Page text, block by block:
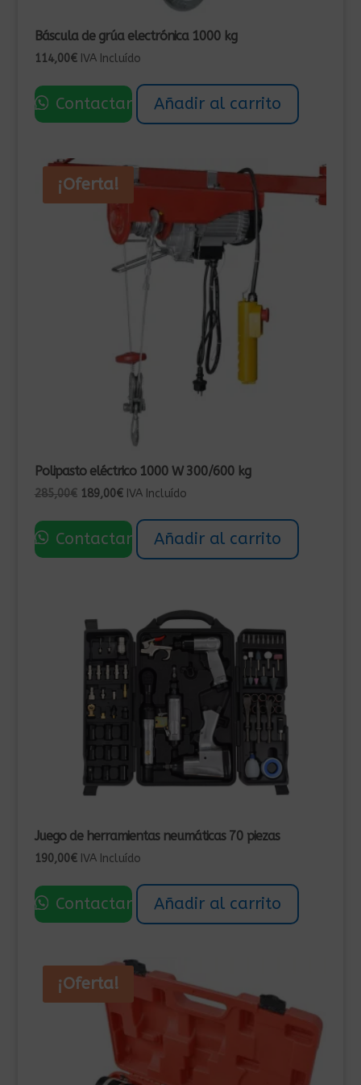
Báscula de grúa electrónica 1000 kg
114,00€ IVA Incluído
Contactar Añadir al carrito
¡Oferta!
Polipasto eléctrico 1000 W 300/600 kg
285,00€ El
original
era:
189,00€El
actual
es:
IVA Incluído
Contactar Añadir al carrito
Juego de herramientas neumáticas 70 piezas
190,00€ IVA Incluído
Contactar Añadir al carrito
¡Oferta!